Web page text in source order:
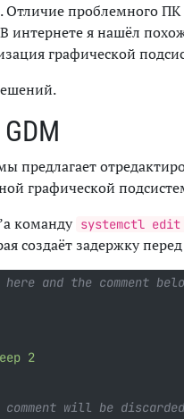
проблемного
интернете я нашёл
графической
графической
команду systemctl edit
создаёт задержку
here and the comment
2
will be discarded